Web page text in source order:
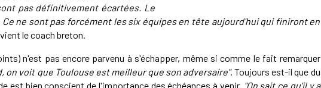
pas définitivement écartées. Le
ne sont pas forcément les six équipes en tête aujourd'hui qui finiront en
le coach breton.
n'est pas encore parvenu à s'échapper, même si comme le fait remarquer
on voit que Toulouse est meilleur que son adversaire". Toujours est-il que du
est bien conscient de l'importance des échéances à venir. "On sait ce qu'il y a